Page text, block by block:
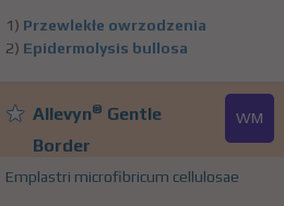
1) Przewlekłe owrzodzenia
2) Epidermolysis bullosa
Allevyn® Gentle
Border
WM
Emplastri microfibricum cellulosae